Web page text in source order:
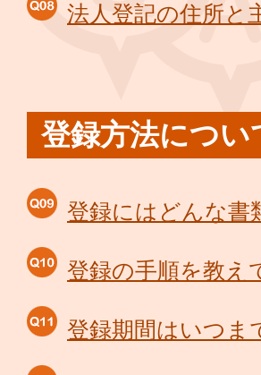
法人登記の住所と
登録方法につ
登録にはどんな書
登録の手順を教え
登録期間はいつま